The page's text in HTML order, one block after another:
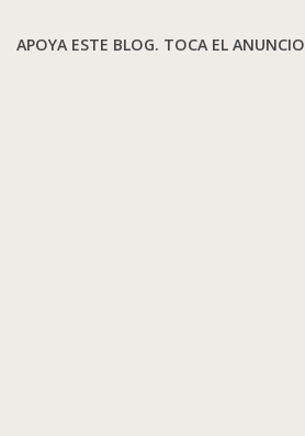
APOYA ESTE BLOG. TOCA EL ANUNCIO